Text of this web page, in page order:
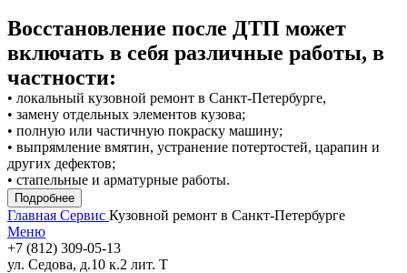
Восстановление после ДТП может
включать в себя различные работы, в
частности:
• локальный кузовной ремонт в Санкт-Петербурге,
• замену отдельных элементов кузова;
• полную или частичную покраску машину;
• выпрямление вмятин, устранение потертостей, царапин и
других дефектов;
• стапельные и арматурные работы.
Подробнее
Главная Сервис Кузовной ремонт в Санкт‑Петербурге
Меню
+7 (812) 309-05-13
ул. Седова, д.10 к.2 лит. Т